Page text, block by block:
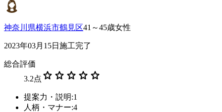
神奈川県横浜市鶴見区41～45歳女性
2023年03月15日施工完了
総合評価
3.2点 star star star star star
提案力・説明:1
人柄・マナー:4